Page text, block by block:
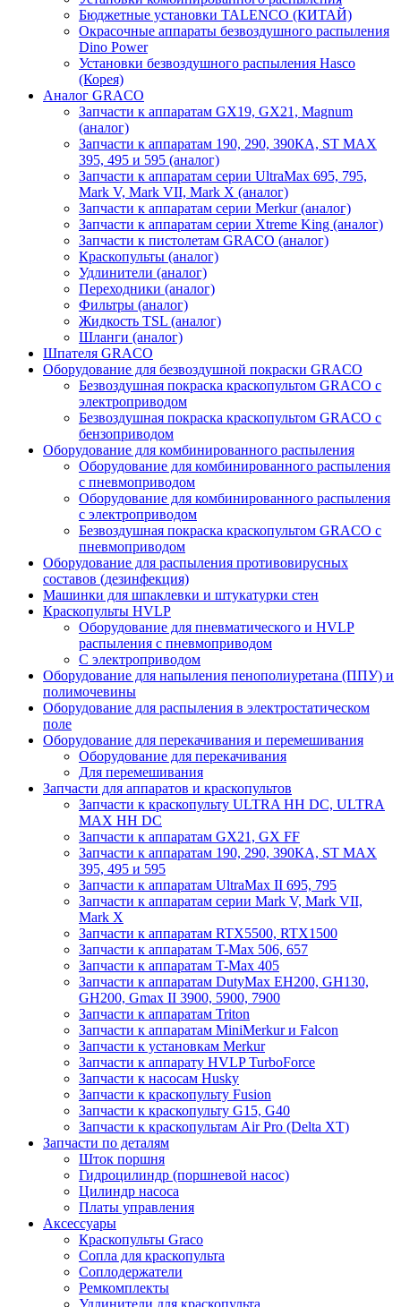
Бюджетные установки TALENCO (КИТАЙ)
Окрасочные аппараты безвоздушного распыления
Dino Power
Установки безвоздушного распыления Hasco
(Корея)
Аналог GRACO
Запчасти к аппаратам GX19, GX21, Magnum
(аналог)
Запчасти к аппаратам 190, 290, 390КА, ST MAX
395, 495 и 595 (аналог)
Запчасти к аппаратам серии UltraMax 695, 795,
Mark V, Mark VII, Mark X (аналог)
Запчасти к аппаратам серии Merkur (аналог)
Запчасти к аппаратам серии Xtreme King (аналог)
Запчасти к пистолетам GRACO (аналог)
Краскопульты (аналог)
Удлинители (аналог)
Переходники (аналог)
Фильтры (аналог)
Жидкость TSL (аналог)
Шланги (аналог)
Шпателя GRACO
Оборудование для безвоздушной покраски GRACO
Безвоздушная покраска краскопультом GRACO с
электроприводом
Безвоздушная покраска краскопультом GRACO с
бензоприводом
Оборудование для комбинированного распыления
Оборудование для комбинированного распыления
с пневмоприводом
Оборудование для комбинированного распыления
с электроприводом
Безвоздушная покраска краскопультом GRACO с
пневмоприводом
Оборудование для распыления противовирусных
составов (дезинфекция)
Машинки для шпаклевки и штукатурки стен
Краскопульты HVLP
Оборудование для пневматического и HVLP
распыления с пневмоприводом
C электроприводом
Оборудование для напыления пенополиуретана (ППУ) и
полимочевины
Оборудование для распыления в электростатическом
поле
Оборудование для перекачивания и перемешивания
Оборудование для перекачивания
Для перемешивания
Запчасти для аппаратов и краскопультов
Запчасти к краскопульту ULTRA HH DC, ULTRA
MAX HH DC
Запчасти к аппаратам GX21, GX FF
Запчасти к аппаратам 190, 290, 390КА, ST MAX
395, 495 и 595
Запчасти к аппаратам UltraMax II 695, 795
Запчасти к аппаратам серии Mark V, Mark VII,
Mark X
Запчасти к аппаратам RTX5500, RTX1500
Запчасти к аппаратам T-Max 506, 657
Запчасти к аппаратам T-Max 405
Запчасти к аппаратам DutyMax EH200, GH130,
GH200, Gmax II 3900, 5900, 7900
Запчасти к аппаратам Triton
Запчасти к аппаратам MiniMerkur и Falcon
Запчасти к установкам Merkur
Запчасти к аппарату HVLP TurboForce
Запчасти к насосам Husky
Запчасти к краскопульту Fusion
Запчасти к краскопульту G15, G40
Запчасти к краскопультам Air Pro (Delta XT)
Запчасти по деталям
Шток поршня
Гидроцилиндр (поршневой насос)
Цилиндр насоса
Платы управления
Аксессуары
Краскопульты Graco
Сопла для краскопульта
Соплодержатели
Ремкомплекты
Удлинители для краскопульта